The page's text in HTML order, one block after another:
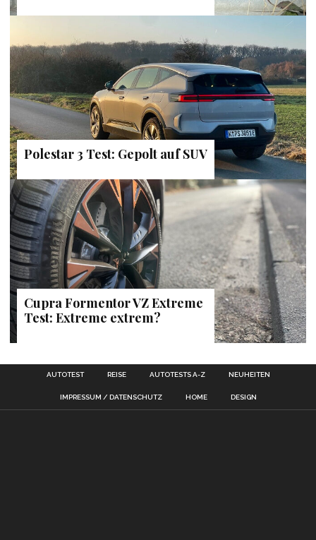
Polestar 3 Test: Gepolt auf SUV
Cupra Formentor VZ Extreme
Test: Extreme extrem?
AUTOTEST REISE AUTOTESTS A-Z NEUHEITEN
IMPRESSUM / DATENSCHUTZ HOME DESIGN